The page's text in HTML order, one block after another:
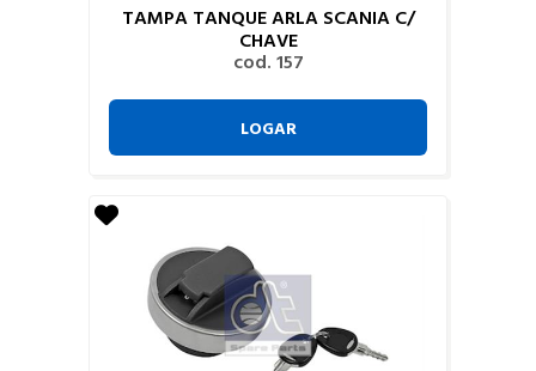
TAMPA TANQUE ARLA SCANIA C/
CHAVE
cod. 157
LOGAR